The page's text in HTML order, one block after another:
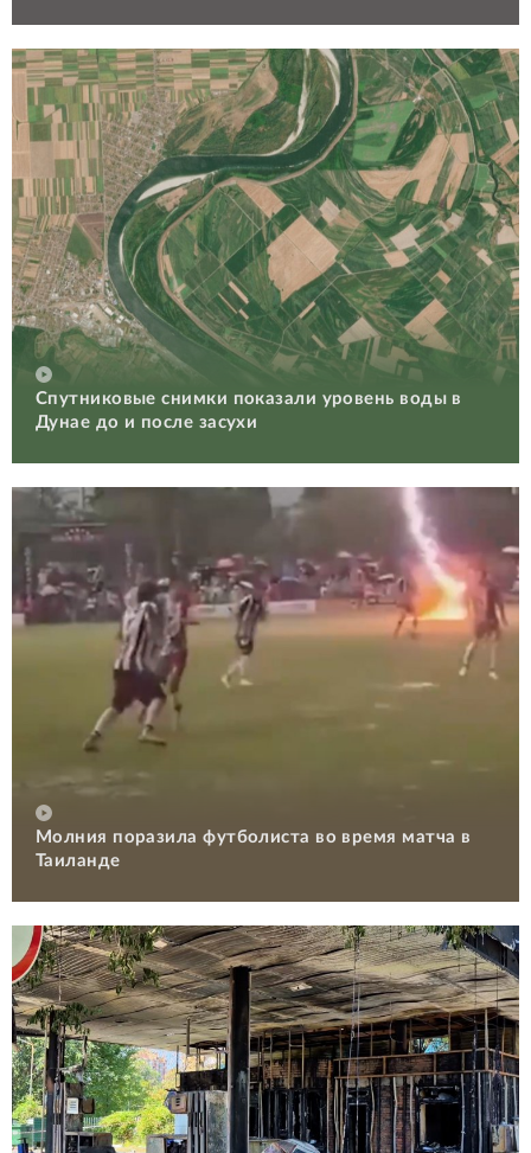
Спутниковые снимки показали уровень воды в
Дунае до и после засухи
Молния поразила футболиста во время матча в
Таиланде